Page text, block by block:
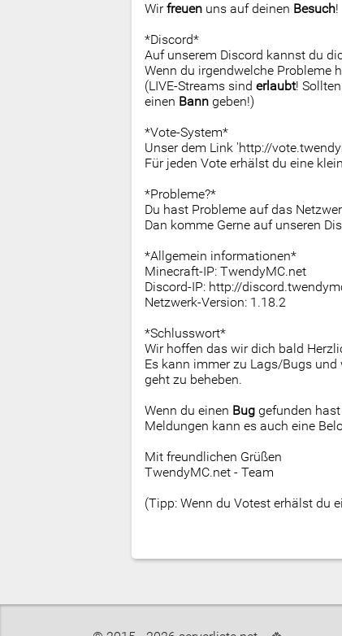
Wirfreuen uns auf deinen Besuch!
*Discord*
Auf unserem Discord kannst du
Wenn du irgendwelche Probleme
(LIVE-Streams sind erlaubt!
einen Bann geben!)
*Vote-System*
Unser dem Link 'http://
Für jeden Vote erhälst du eine
*Probleme?*
Du hast Probleme auf das
Dan komme Gerne auf unseren
*Allgemein informationen*
Minecraft-IP: TwendyMC.net
Discord-IP: http://
Netzwerk-Version: 1.18.2
*Schlusswort*
Wir hoffen das wir dich bald
Es kann immer zu Lags/Bugs
geht zu beheben.
Wenn du einen Bug gefunden hast
Meldungen kann es auch eine
Mit freundlichen Grüßen
TwendyMC.net - Team
(Tipp: Wenn du Votest erhälst du